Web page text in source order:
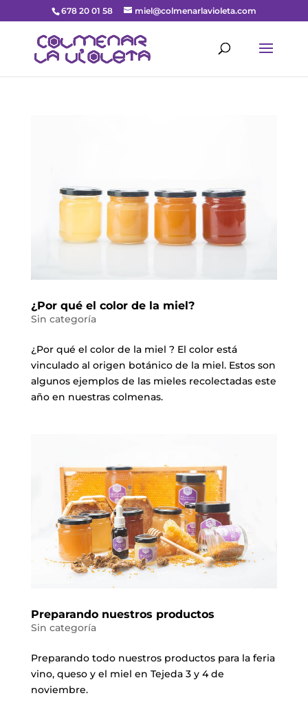
678 20 01 58 miel@colmenarlavioleta.com
¿Por qué el color de la miel?
Sin categoría
¿Por qué el color de la miel ? El color está
vinculado al origen botánico de la miel. Estos son
algunos ejemplos de las mieles recolectadas este
año en nuestras colmenas.
Preparando nuestros productos
Sin categoría
Preparando todo nuestros productos para la feria
vino, queso y el miel en Tejeda 3 y 4 de
noviembre.